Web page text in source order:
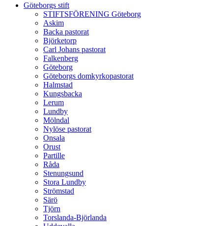
Göteborgs stift
STIFTSFÖRENING Göteborg
Askim
Backa pastorat
Björketorp
Carl Johans pastorat
Falkenberg
Göteborg
Göteborgs domkyrkopastorat
Halmstad
Kungsbacka
Lerum
Lundby
Mölndal
Nylöse pastorat
Onsala
Orust
Partille
Råda
Stenungsund
Stora Lundby
Strömstad
Särö
Tjörn
Torslanda-Björlanda